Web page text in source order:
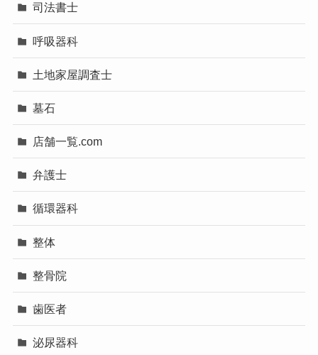
司法書士
呼吸器科
土地家屋調査士
墓石
店舗一覧.com
弁護士
循環器科
整体
整骨院
歯医者
泌尿器科